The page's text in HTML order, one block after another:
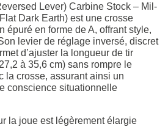
Lever) Carbine Stock – Mil-
Dark Earth) est une crosse
épuré en forme de A, offrant style,
levier de réglage inversé, discret
d’ajuster la longueur de tir
à 35,6 cm) sans rompre le
la crosse, assurant ainsi un
conscience situationnelle
la joue est légèrement élargie